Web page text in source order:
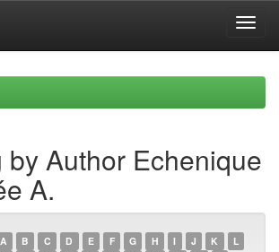
by Author Echenique
A.
A B C D E F G H I J K
L